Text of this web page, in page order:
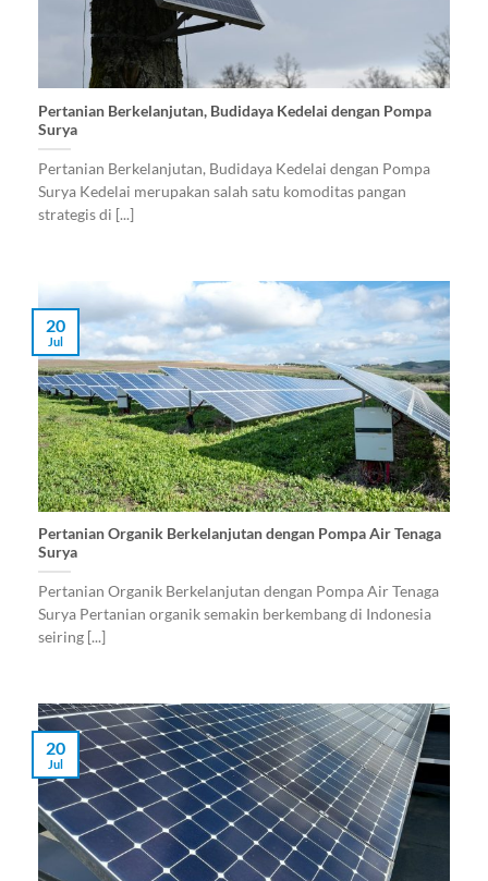
Pertanian Berkelanjutan, Budidaya Kedelai dengan Pompa
Surya
Pertanian Berkelanjutan, Budidaya Kedelai dengan Pompa
Surya Kedelai merupakan salah satu komoditas pangan
strategis di [...]
Pertanian Organik Berkelanjutan dengan Pompa Air Tenaga
Surya
Pertanian Organik Berkelanjutan dengan Pompa Air Tenaga
Surya Pertanian organik semakin berkembang di Indonesia
seiring [...]
20
Jul
20
Jul